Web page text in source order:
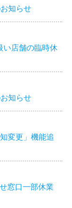
知らせ
い店舗の臨時休
知らせ
変更」機能追
窓口一部休業